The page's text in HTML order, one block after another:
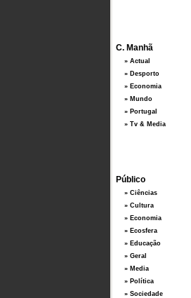
C. Manhã
» Actual
» Desporto
» Economia
» Mundo
» Portugal
» Tv & Media
Público
» Ciências
» Cultura
» Economia
» Ecosfera
» Educação
» Geral
» Media
» Política
» Sociedade